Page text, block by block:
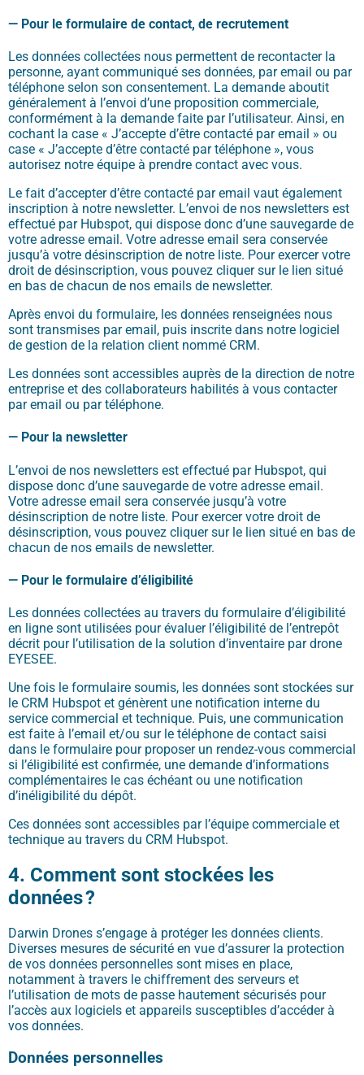
— Pour le formulaire de contact, de recrutement
Les données collectées nous permettent de recontacter la
personne, ayant communiqué ses données, par email ou par
téléphone selon son consentement. La demande aboutit
généralement à l’envoi d’une proposition commerciale,
conformément à la demande faite par l’utilisateur. Ainsi, en
cochant la case « J’accepte d’être contacté par email » ou
case « J’accepte d’être contacté par téléphone », vous
autorisez notre équipe à prendre contact avec vous.
Le fait d’accepter d’être contacté par email vaut également
inscription à notre newsletter. L’envoi de nos newsletters est
effectué par Hubspot, qui dispose donc d’une sauvegarde de
votre adresse email. Votre adresse email sera conservée
jusqu’à votre désinscription de notre liste. Pour exercer votre
droit de désinscription, vous pouvez cliquer sur le lien situé
en bas de chacun de nos emails de newsletter.
Après envoi du formulaire, les données renseignées nous
sont transmises par email, puis inscrite dans notre logiciel
de gestion de la relation client nommé CRM.
Les données sont accessibles auprès de la direction de notre
entreprise et des collaborateurs habilités à vous contacter
par email ou par téléphone.
— Pour la newsletter
L’envoi de nos newsletters est effectué par Hubspot, qui
dispose donc d’une sauvegarde de votre adresse email.
Votre adresse email sera conservée jusqu’à votre
désinscription de notre liste. Pour exercer votre droit de
désinscription, vous pouvez cliquer sur le lien situé en bas de
chacun de nos emails de newsletter.
— Pour le formulaire d’éligibilité
Les données collectées au travers du formulaire d’éligibilité
en ligne sont utilisées pour évaluer l’éligibilité de l’entrepôt
décrit pour l’utilisation de la solution d’inventaire par drone
EYESEE.
Une fois le formulaire soumis, les données sont stockées sur
le CRM Hubspot et génèrent une notification interne du
service commercial et technique. Puis, une communication
est faite à l’email et/ou sur le téléphone de contact saisi
dans le formulaire pour proposer un rendez-vous commercial
si l’éligibilité est confirmée, une demande d’informations
complémentaires le cas échéant ou une notification
d’inéligibilité du dépôt.
Ces données sont accessibles par l’équipe commerciale et
technique au travers du CRM Hubspot.
4. Comment sont stockées les
données ?
Darwin Drones s’engage à protéger les données clients.
Diverses mesures de sécurité en vue d’assurer la protection
de vos données personnelles sont mises en place,
notamment à travers le chiffrement des serveurs et
l’utilisation de mots de passe hautement sécurisés pour
l’accès aux logiciels et appareils susceptibles d’accéder à
vos données.
Données personnelles